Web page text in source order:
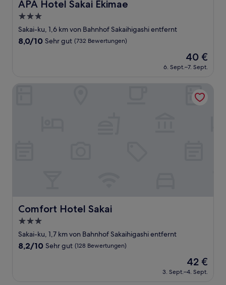
APA Hotel Sakai Ekimae
APA Hotel Sakai Ekimae
3.0-
Sterne-
Unterkunft
Sakai-ku, 1,6 km von Bahnhof Sakaihigashi entfernt
8.0
(732
8,0/10 Sehr gut (732 Bewertungen)
Der
Preis
beträgt
40 €
6. Sept.–7. Sept.
Comfort Hotel Sakai
Comfort Hotel Sakai
3.0-
Sterne-
Unterkunft
Sakai-ku, 1,7 km von Bahnhof Sakaihigashi entfernt
8.2
8,2/10 Sehr gut (128 Bewertungen)
Der
Preis
beträgt
42 €
3. Sept.–4. Sept.